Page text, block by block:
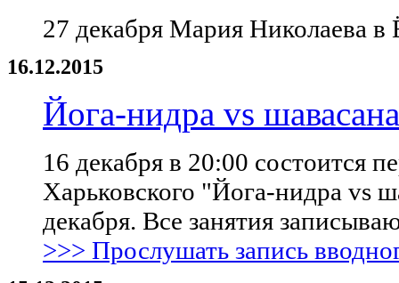
27 декабря Мария Николаева
16.12.2015
Йога-нидра vs шавасана
16 декабря в 20:00 состоится
Харьковского "Йога-нидра vs
декабря. Все занятия
>>> Прослушать запись